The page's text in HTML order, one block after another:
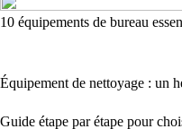
10 équipements de bureau
Équipement de nettoyage : un
Guide étape par étape pour